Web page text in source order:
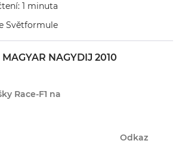
1 minuta
Světformule
NAGYDIJ 2010
Race-F1 na
Odkaz